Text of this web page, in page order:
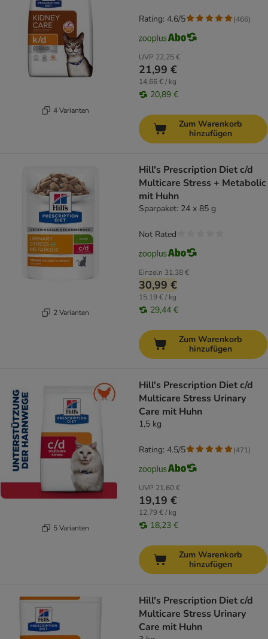
4 Varianten
UVP 22,25 €
21,99 €
14,66 € / kg
20,89 €
Rating: 4.6/5 (466)
Zum Warenkorb
hinzufügen
2 Varianten
Hill's Prescription Diet c/d
Multicare Stress + Metabolic
mit Huhn
Sparpaket: 24 x 85 g
Einzeln 31,38 €
30,99 €
15,19 € / kg
29,44 €
Not Rated
Zum Warenkorb
hinzufügen
5 Varianten
Hill's Prescription Diet c/d
Multicare Stress Urinary
Care mit Huhn
1,5 kg
UVP 21,60 €
19,19 €
12,79 € / kg
18,23 €
Rating: 4.5/5 (471)
Zum Warenkorb
hinzufügen
Hill's Prescription Diet c/d
Multicare Stress Urinary
Care mit Huhn